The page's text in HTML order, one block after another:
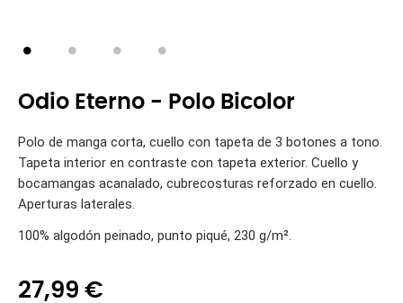
Odio Eterno - Polo Bicolor
Polo de manga corta, cuello con tapeta de 3 botones a tono.
Tapeta interior en contraste con tapeta exterior. Cuello y
bocamangas acanalado, cubrecosturas reforzado en cuello.
Aperturas laterales.
100% algodón peinado, punto piqué, 230 g/m².
27,99 €